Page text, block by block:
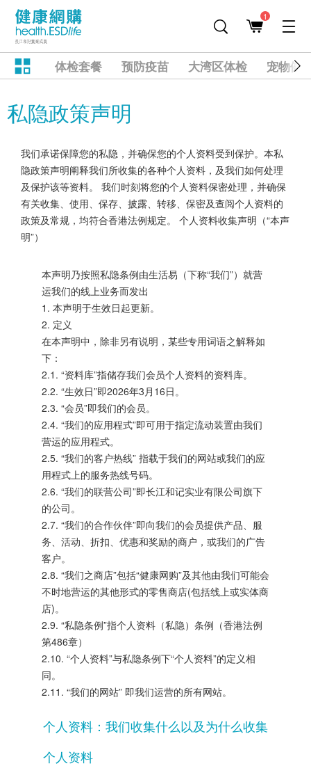
1
体检套餐 预防疫苗 大湾区体检 宠物健
私隐政策声明
我们承诺保障您的私隐，并确保您的个人资料受到保护。本私
隐政策声明阐释我们所收集的各种个人资料，及我们如何处理
及保护该等资料。 我们时刻将您的个人资料保密处理，并确保
有关收集、使用、保存、披露、转移、保密及查阅个人资料的
政策及常规，均符合香港法例规定。 个人资料收集声明（“本声
明”）
本声明乃按照私隐条例由生活易（下称“我们”）就营
运我们的线上业务而发出
1. 本声明于生效日起更新。
2. 定义
在本声明中，除非另有说明，某些专用词语之解释如
下：
2.1. “资料库”指储存我们会员个人资料的资料库。
2.2. “生效日”即2026年3月16日。
2.3. “会员”即我们的会员。
2.4. “我们的应用程式”即可用于指定流动装置由我们
营运的应用程式。
2.5. “我们的客户热线” 指载于我们的网站或我们的应
用程式上的服务热线号码。
2.6. “我们的联营公司”即长江和记实业有限公司旗下
的公司。
2.7. “我们的合作伙伴”即向我们的会员提供产品、服
务、活动、折扣、优惠和奖励的商户，或我们的广告
客户。
2.8. “我们之商店”包括“健康网购”及其他由我们可能会
不时地营运的其他形式的零售商店(包括线上或实体商
店)。
2.9. “私隐条例”指个人资料（私隐）条例（香港法例
第486章）
2.10. “个人资料”与私隐条例下“个人资料”的定义相
同。
2.11. “我们的网站” 即我们运营的所有网站。
个人资料：我们收集什么以及为什么收集
个人资料